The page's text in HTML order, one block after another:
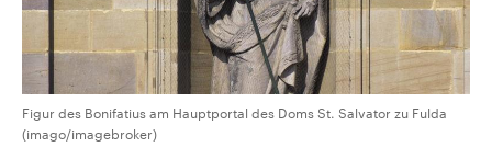
Figur des Bonifatius am Hauptportal des Doms St. Salvator zu Fulda
(imago/imagebroker)